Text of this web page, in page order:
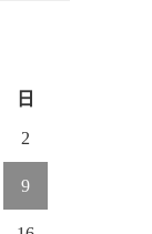
日
2
9